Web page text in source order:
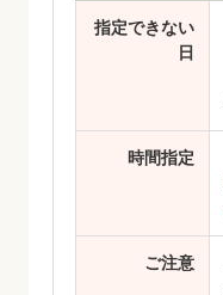
指定できない
日
時間指定
ご注意